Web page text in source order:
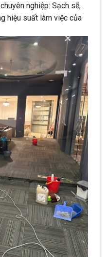
nghiệp: Sạch sẽ,
hiệu suất làm việc của